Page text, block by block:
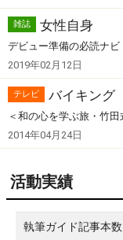
雑誌 女性自身
デビュー準備の必読ナ
2019年02月12日
テレビ バイキング
＜和の心を学ぶ旅・竹
2014年04月24日
活動実績
執筆ガイド記事本数